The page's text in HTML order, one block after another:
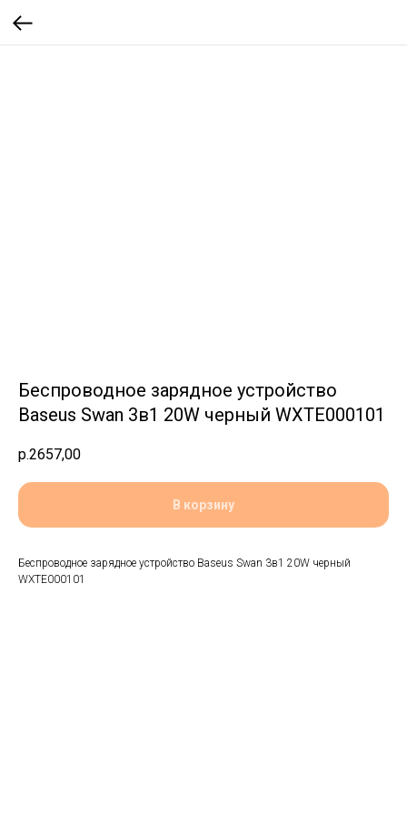
Беспроводное зарядное устройство
Baseus Swan 3в1 20W черный WXTE000101
р.2657,00
В корзину
Беспроводное зарядное устройство Baseus Swan 3в1 20W черный
WXTE000101